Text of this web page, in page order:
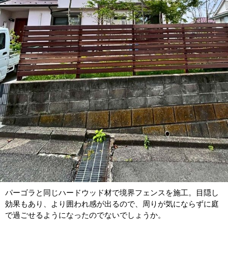
パーゴラと同じハードウッド材で境界フェンスを施工。目隠し
効果もあり、より囲われ感が出るので、周りが気にならずに庭
で過ごせるようになったのでないでしょうか。